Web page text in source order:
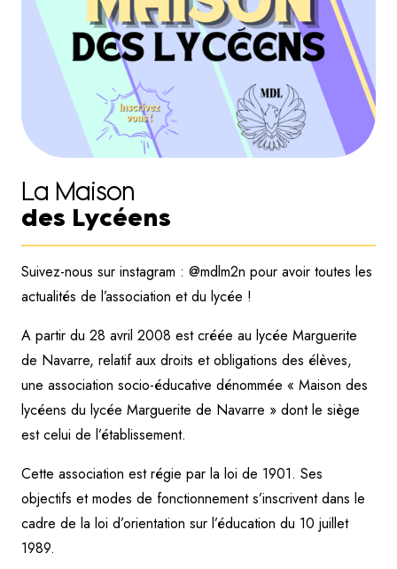
La Maison
des Lycéens
Suivez-nous sur instagram : @mdlm2n pour avoir toutes les
actualités de l’association et du lycée !
A partir du 28 avril 2008 est créée au lycée Marguerite
de Navarre, relatif aux droits et obligations des élèves,
une association socio-éducative dénommée « Maison des
lycéens du lycée Marguerite de Navarre » dont le siège
est celui de l’établissement.
Cette association est régie par la loi de 1901. Ses
objectifs et modes de fonctionnement s’inscrivent dans le
cadre de la loi d’orientation sur l’éducation du 10 juillet
1989.